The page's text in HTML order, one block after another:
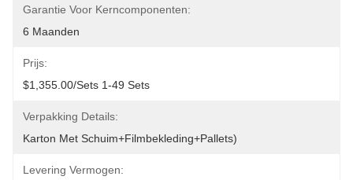
Garantie Voor Kerncomponenten:
6 Maanden
Prijs:
$1,355.00/sets 1-49 Sets
Verpakking Details:
Karton Met Schuim+filmbekleding+pallets)
Levering Vermogen: